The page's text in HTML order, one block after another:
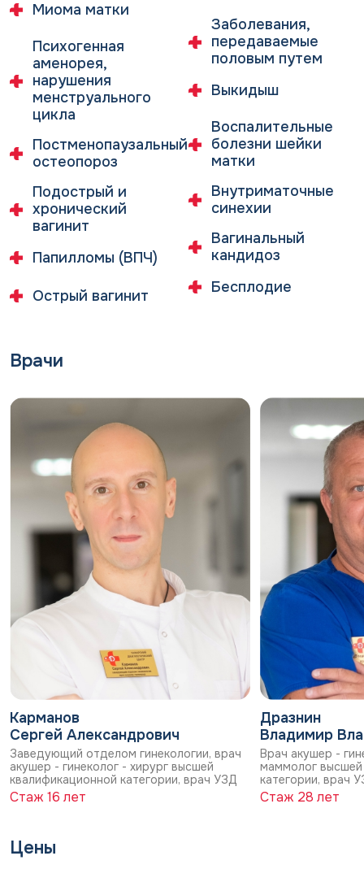
наблюдением у профильных специалистов
Современный дневной стационар
Оперативная гинекология
Лапароскопические операции (при миоме,
эндометриозе, кистах яичников)
Гистероскопия и гистерорезектоскопия
Органосохраняющие операции на матке и
придатках
Лечение патологии шейки матки
Операции при опущении и выпадении
органов малого таза
Лечение опущения и выпадения (пролапса)
тазовых органов
Тренировка мышц тазового дна
Прерывание беременности
Медикаментозное
Хирургическое (вакуум-аспирация).
Прерывание беременности медикаментозным
методом производится на сроке до 7 недель
беременности, хирургическим методом — до 10
Наши преимущества:
Собственная лабораторная и
инструментальная диагностика
Комфортабельный дневной стационар
Индивидуальный подход к каждой пациентке
Соблюдение медицинских стандартов и
протоколов
Имеются противопоказания. Необходима
консультация специалиста.
Миома матки
Психогенная
аменорея,
нарушения
менструального
цикла
Постменопаузальный
остеопороз
Подострый и
хронический
вагинит
Папилломы (ВПЧ)
Острый вагинит
Заболевания,
передаваемые
половым путем
Выкидыш
Воспалительные
болезни шейки
матки
Внутриматочные
синехии
Вагинальный
кандидоз
Бесплодие
Врачи
Карманов
Сергей Александрович
Заведующий отделом гинекологии, врач
акушер - гинеколог - хирург высшей
квалификационной категории, врач УЗД
Стаж 16 лет
Дразнин
Владимир
Врач акушер -
маммолог
категории, врач
Стаж 28 лет
Цены